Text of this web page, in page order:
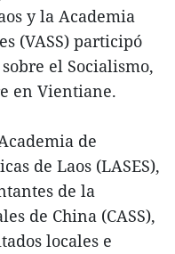
y la Academia
(VASS) participó
el Socialismo,
en Vientiane.
de
de Laos (LASES),
de la
de China (CASS),
locales e